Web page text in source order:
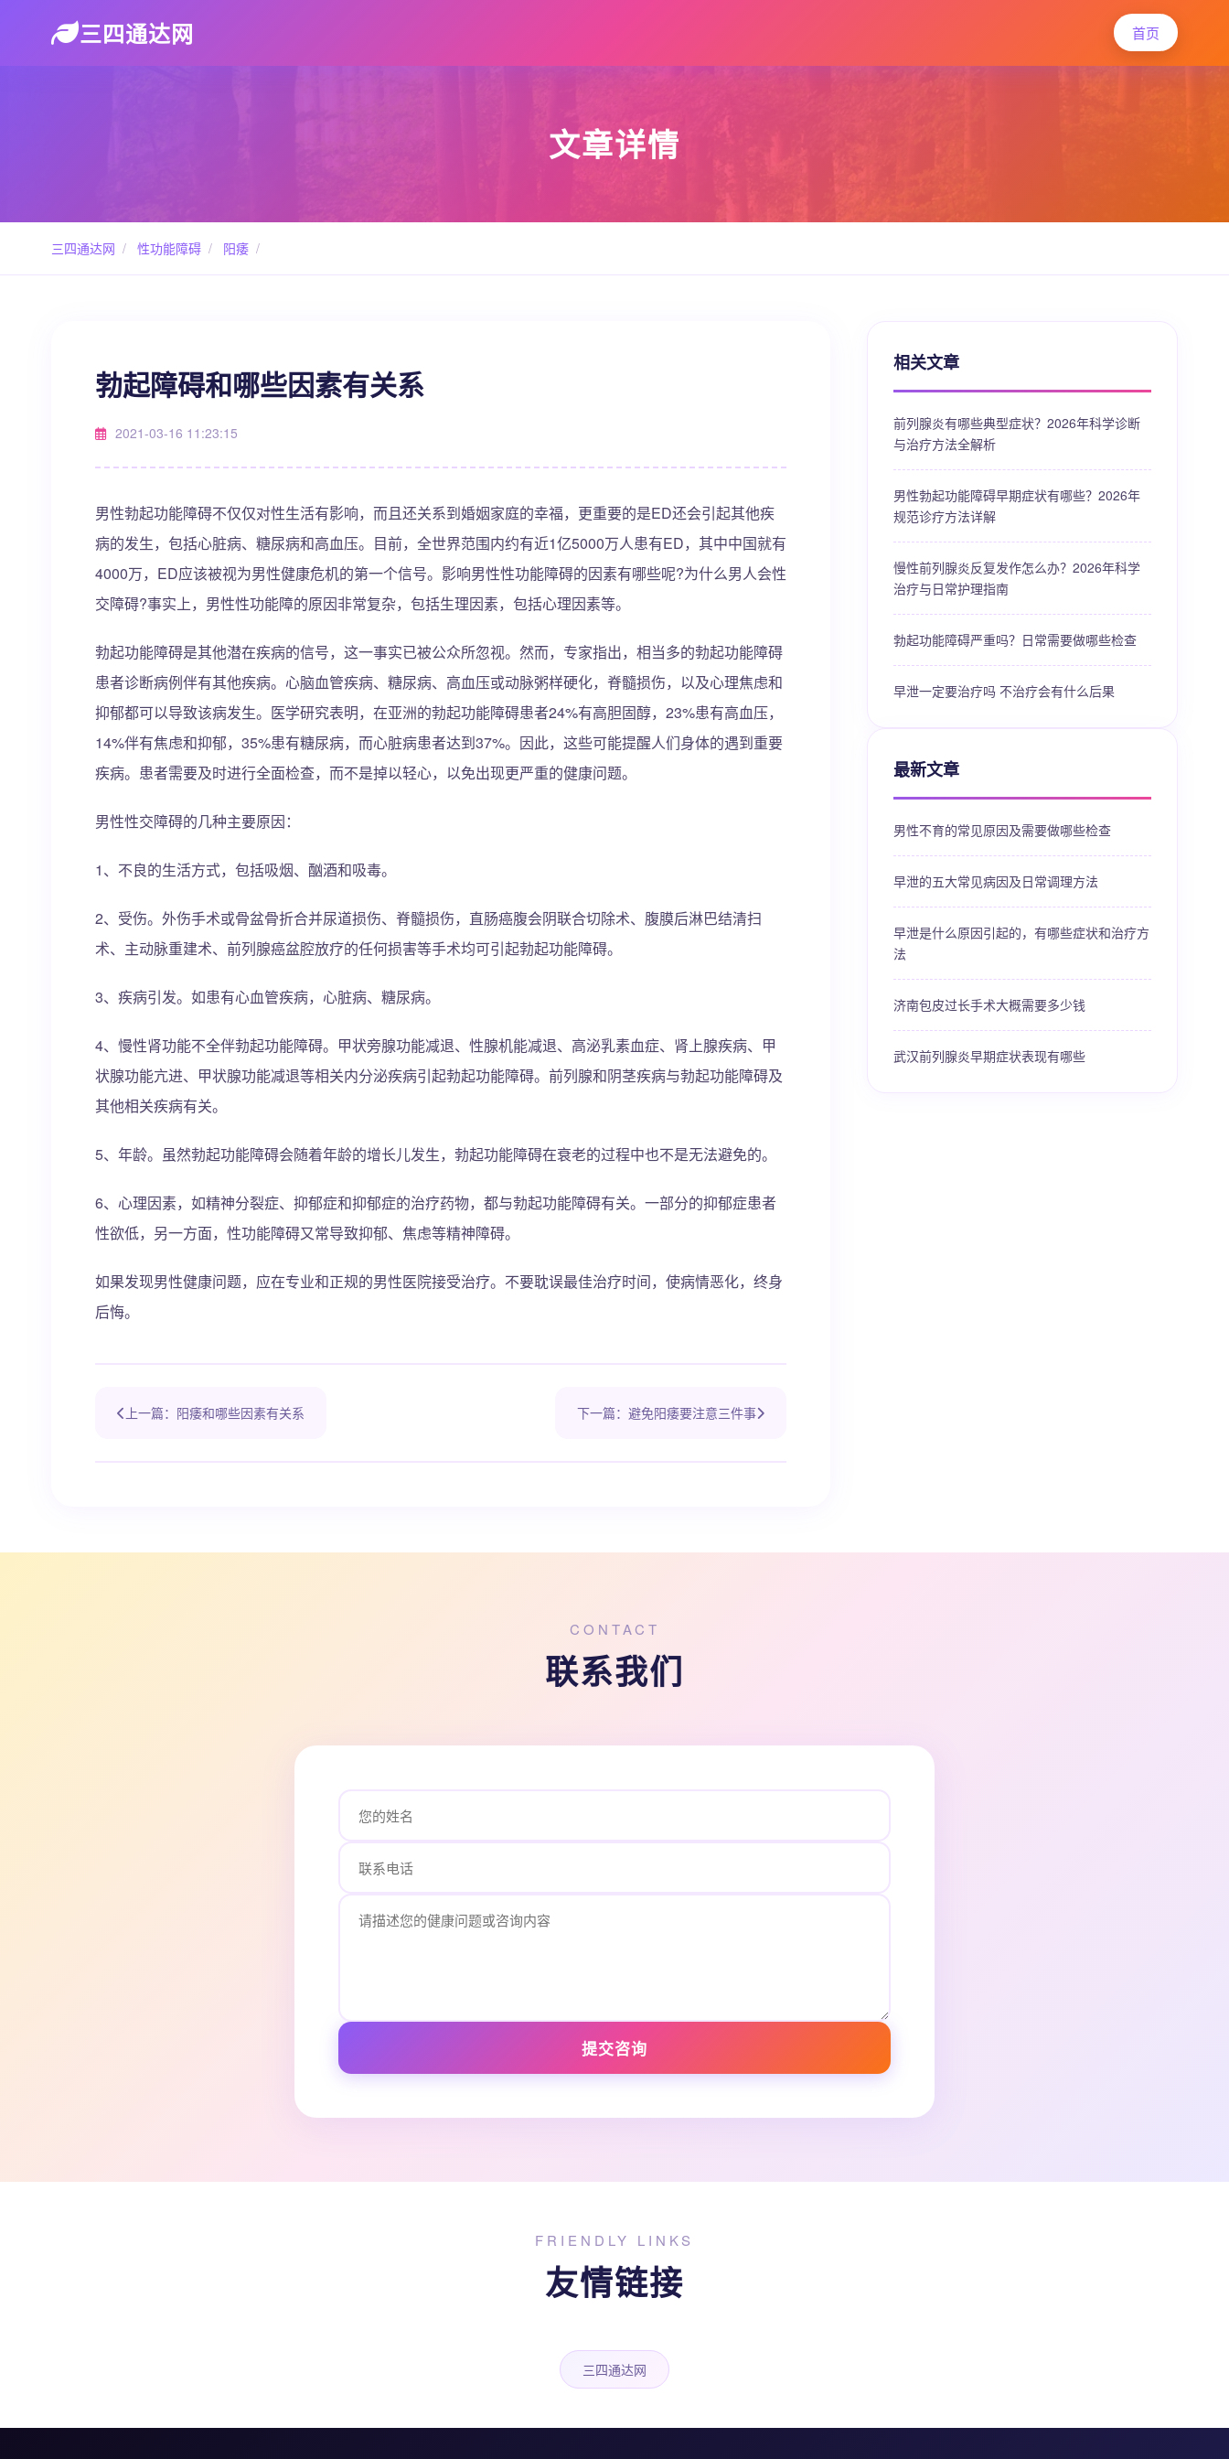
三四通达网 首页
文章详情
三四通达网 / 性功能障碍 / 阳痿 /
勃起障碍和哪些因素有关系
2021-03-16 11:23:15
男性勃起功能障碍不仅仅对性生活有影响，而且还关系到婚姻家庭的幸福，更重要的是ED还会引起其他疾
病的发生，包括心脏病、糖尿病和高血压。目前，全世界范围内约有近1亿5000万人患有ED，其中中国就有
4000万，ED应该被视为男性健康危机的第一个信号。影响男性性功能障碍的因素有哪些呢?为什么男人会性
交障碍?事实上，男性性功能障的原因非常复杂，包括生理因素，包括心理因素等。
勃起功能障碍是其他潜在疾病的信号，这一事实已被公众所忽视。然而，专家指出，相当多的勃起功能障碍
患者诊断病例伴有其他疾病。心脑血管疾病、糖尿病、高血压或动脉粥样硬化，脊髓损伤，以及心理焦虑和
抑郁都可以导致该病发生。医学研究表明，在亚洲的勃起功能障碍患者24%有高胆固醇，23%患有高血压，
14%伴有焦虑和抑郁，35%患有糖尿病，而心脏病患者达到37%。因此，这些可能提醒人们身体的遇到重要
疾病。患者需要及时进行全面检查，而不是掉以轻心，以免出现更严重的健康问题。
男性性交障碍的几种主要原因：
1、不良的生活方式，包括吸烟、酗酒和吸毒。
2、受伤。外伤手术或骨盆骨折合并尿道损伤、脊髓损伤，直肠癌腹会阴联合切除术、腹膜后淋巴结清扫
术、主动脉重建术、前列腺癌盆腔放疗的任何损害等手术均可引起勃起功能障碍。
3、疾病引发。如患有心血管疾病，心脏病、糖尿病。
4、慢性肾功能不全伴勃起功能障碍。甲状旁腺功能减退、性腺机能减退、高泌乳素血症、肾上腺疾病、甲
状腺功能亢进、甲状腺功能减退等相关内分泌疾病引起勃起功能障碍。前列腺和阴茎疾病与勃起功能障碍及
其他相关疾病有关。
5、年龄。虽然勃起功能障碍会随着年龄的增长儿发生，勃起功能障碍在衰老的过程中也不是无法避免的。
6、心理因素，如精神分裂症、抑郁症和抑郁症的治疗药物，都与勃起功能障碍有关。一部分的抑郁症患者
性欲低，另一方面，性功能障碍又常导致抑郁、焦虑等精神障碍。
如果发现男性健康问题，应在专业和正规的男性医院接受治疗。不要耽误最佳治疗时间，使病情恶化，终身
后悔。
上一篇：阳痿和哪些因素有关系 下一篇：避免阳痿要注意三件事
相关文章
前列腺炎有哪些典型症状？2026年科学诊断
与治疗方法全解析
男性勃起功能障碍早期症状有哪些？2026年
规范诊疗方法详解
慢性前列腺炎反复发作怎么办？2026年科学
治疗与日常护理指南
勃起功能障碍严重吗？日常需要做哪些检查
早泄一定要治疗吗 不治疗会有什么后果
最新文章
男性不育的常见原因及需要做哪些检查
早泄的五大常见病因及日常调理方法
早泄是什么原因引起的，有哪些症状和治疗方
法
济南包皮过长手术大概需要多少钱
武汉前列腺炎早期症状表现有哪些
CONTACT
联系我们
提交咨询
FRIENDLY LINKS
友情链接
三四通达网